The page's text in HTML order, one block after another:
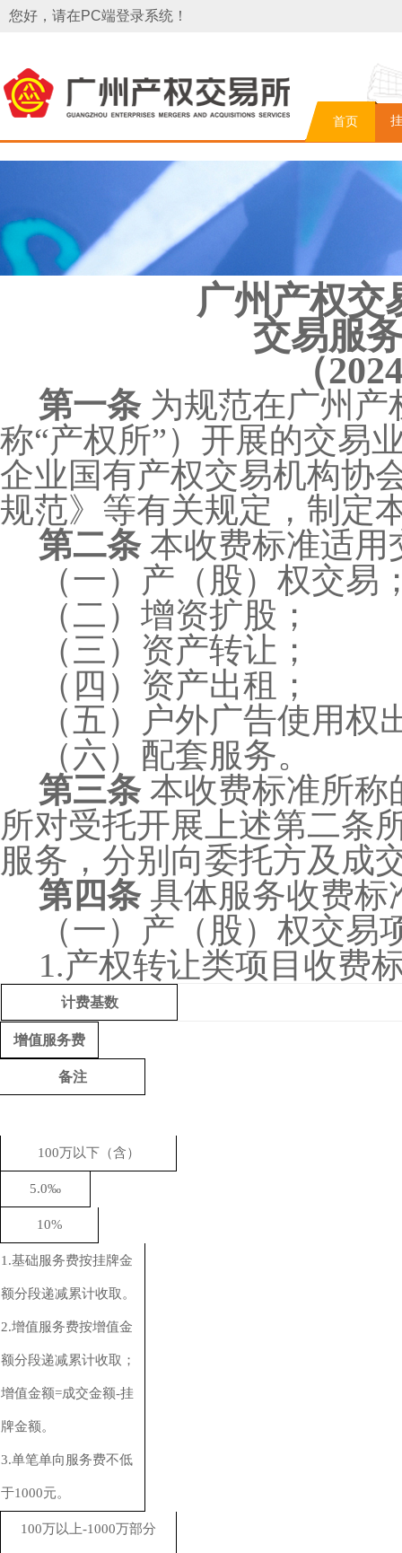
您好，请在PC端登录系统！
首页
广州产权交
交易服
（
第一条 为规范在广州
称“产权所”）开展的交易
企业国有产权交易机构协
规范》等有关规定，制定
第二条 本收费标准适用
（一）产（股）权交易
（二）增资扩股；
（三）资产转让；
（四）资产出租；
（五）户外广告使用权
（六）配套服务。
第三条 本收费标准所称
所对受托开展上述第二条
服务，分别向委托方及成
第四条 具体服务收费标
（一）产（股）权交易
1.产权转让类项目收费
计费基数
增值服务费
备注
100万以下（含）
5.0‰
10%
1.基础服务费按挂牌金
额分段递减累计收取。
2.增值服务费按增值金
额分段递减累计收取；
增值金额=成交金额-挂
牌金额。
3.单笔单向服务费不低
于1000元。
100万以上-1000万部分